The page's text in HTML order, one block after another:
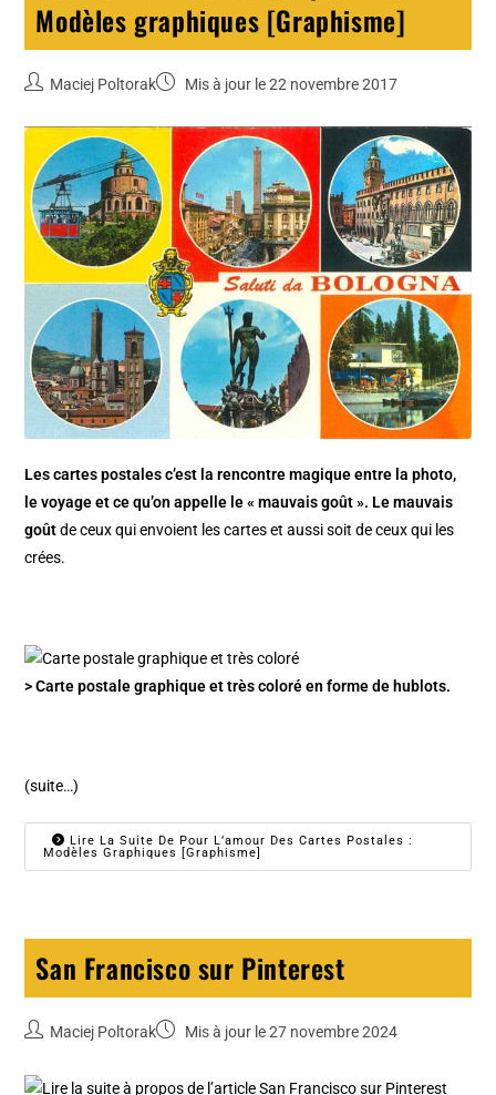
Modèles graphiques [Graphisme]
Maciej Poltorak Mis à jour le 22 novembre 2017
Les cartes postales c’est la rencontre magique entre la photo,
le voyage et ce qu’on appelle le « mauvais goût ». Lemauvais
goûtde ceux qui envoient les cartes et aussi soit de ceux qui les
crées.
> Carte postale graphique et très coloré en forme de hublots.
(suite…)
Lire La Suite De Pour L’amour Des Cartes Postales :
Modèles Graphiques [Graphisme]
San Francisco sur Pinterest
Maciej Poltorak Mis à jour le 27 novembre 2024